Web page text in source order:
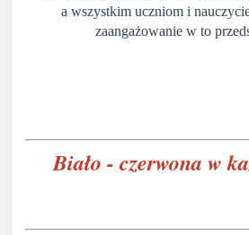
a wszystkim uczniom i
zaangażowanie w to
Biało - czerwona w